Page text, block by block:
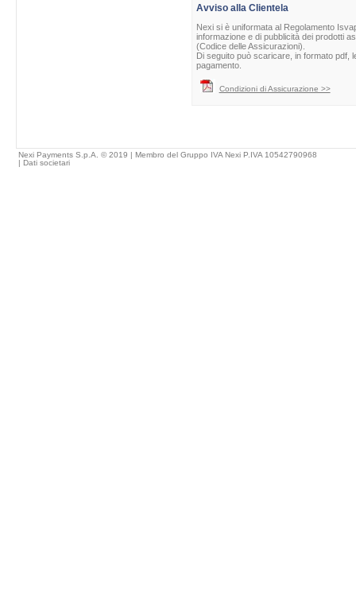
Avviso alla Clientela
Nexi si è uniformata al Regolamento
informazione e di pubblicità dei prodotti
(Codice delle Assicurazioni).
Di seguito può scaricare, in formato pdf,
pagamento.
Condizioni di Assicurazione >>
Nexi Payments S.p.A. © 2019 | Membro del Gruppo IVA Nexi P.IVA 10542790968
| Dati societari